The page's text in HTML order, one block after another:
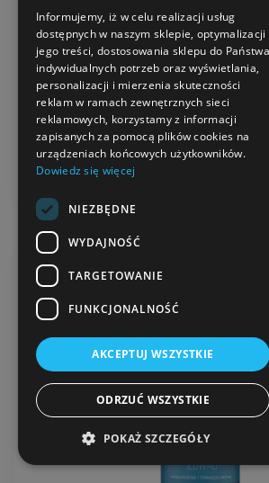
Do wszystkich rodzajów
Pojemność: 30 ml
Producent:Mohani
84,99 zł
Cena jednostkowa: 283,30 zł
Informujemy, iż w celu realizacji usług
dostępnych w naszym sklepie, optymalizacji
jego treści, dostosowania sklepu do Państwa
indywidualnych potrzeb oraz wyświetlania,
personalizacji i mierzenia skuteczności
reklam w ramach zewnętrznych sieci
reklamowych, korzystamy z informacji
zapisanych za pomocą plików cookies na
urządzeniach końcowych użytkowników.
Dowiedz się więcej
NIEZBĘDNE
WYDAJNOŚĆ
TARGETOWANIE
FUNKCJONALNOŚĆ
AKCEPTUJ WSZYSTKIE
ODRZUĆ WSZYSTKIE
POKAŻ SZCZEGÓŁY